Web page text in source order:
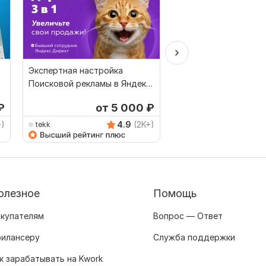
Экспертная настройка
Поисковой рекламы в Яндекс
от 5 000 ₽
tekk 4.9 (2K+)
зарабатывать на Kwork
Помощь
Вопрос — Ответ
Служба поддержки